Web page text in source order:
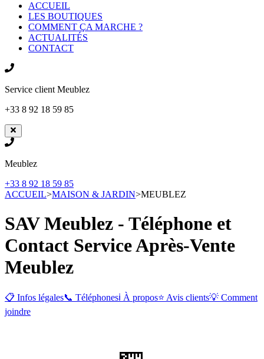
ACCUEIL
LES BOUTIQUES
COMMENT ÇA MARCHE ?
ACTUALITÉS
CONTACT
Service client Meublez
+33 8 92 18 59 85
Meublez
+33 8 92 18 59 85
ACCUEIL>MAISON & JARDIN>MEUBLEZ
SAV Meublez - Téléphone et
Contact Service Après-Vente
Meublez
📋 Infos légales📞 Téléphonesℹ️ À propos⭐ Avis clients💡 Comment
joindre